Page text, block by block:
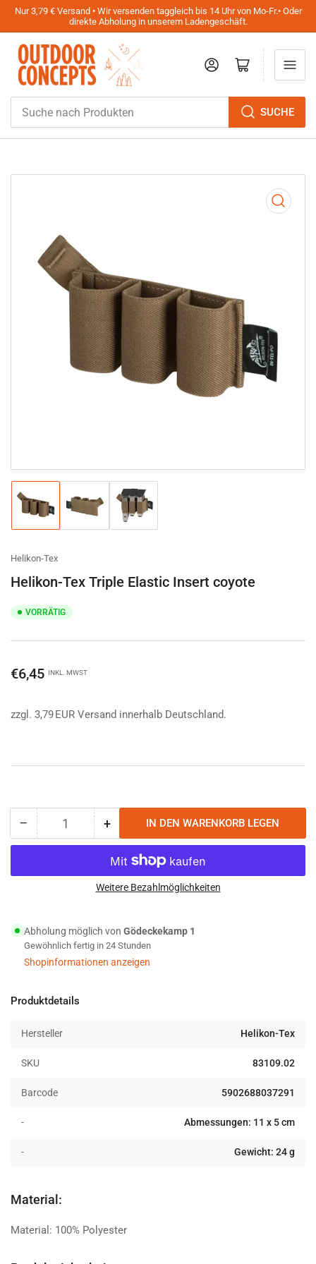
Nur 3,79 € Versand • Wir versenden taggleich bis 14 Uhr von Mo-Fr.• Oder
direkte Abholung in unserem Ladengeschäft.
nach
Produkten
SUCHE
AnmeldenMini-Warenkorb öffnen
Medien
1
in
Modal
öffnen
Bild
in
Galerieansicht
Bild
Galerieansicht
Bild
in
Galerieansicht
Helikon-Tex
Helikon-Tex Triple Elastic Insert coyote
VORRÄTIG
Normaler
€6,45 INKL. MWST
zzgl. 3,79 EUR Versand innerhalb Deutschland.
− Menge
reduzieren
Helikon-
Insert
coyote
Anzahl +Menge
erhöhen
für
Helikon-
Tex
Insert
coyote
IN DEN WARENKORB LEGEN
Weitere Bezahlmöglichkeiten
Abholung möglich von Gödeckekamp 1
Gewöhnlich fertig in 24 Stunden
Shopinformationen anzeigen
Produktdetails
Hersteller Helikon-Tex
SKU 83109.02
Barcode 5902688037291
- Abmessungen: 11 x 5 cm
- Gewicht: 24 g
Material:
Material: 100% Polyester